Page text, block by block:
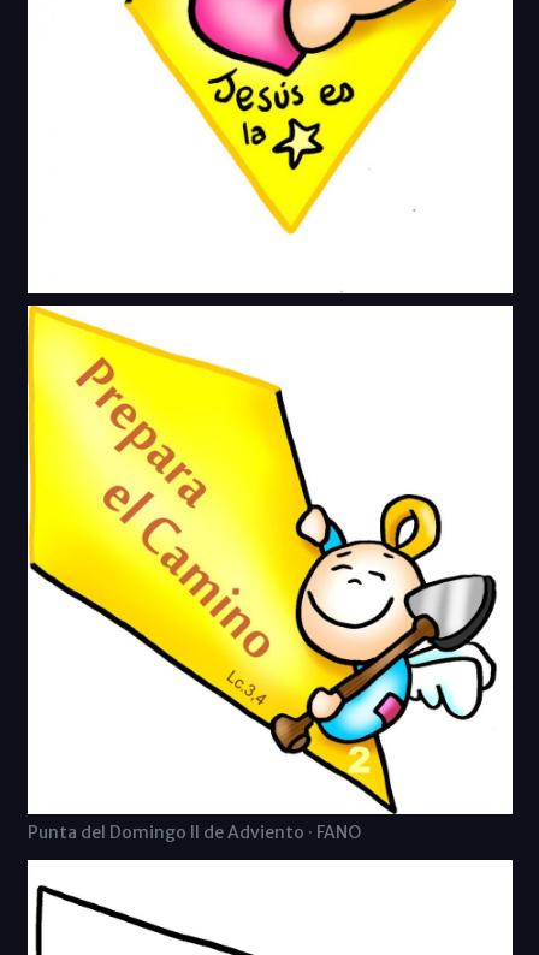
Punta del Domingo II de Adviento · FANO